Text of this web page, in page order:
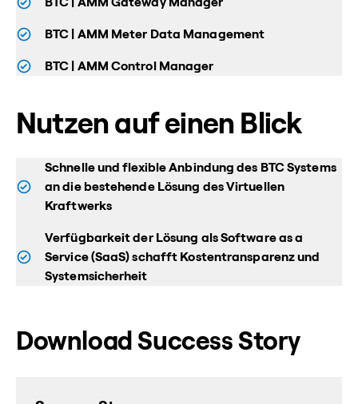
BTC | AMM Meter Data Management
BTC | AMM Control Manager
Nutzen auf einen Blick
Schnelle und flexible Anbindung des BTC Systems
an die bestehende Lösung des Virtuellen
Kraftwerks
Verfügbarkeit der Lösung als Software as a
Service (SaaS) schafft Kostentransparenz und
Systemsicherheit
Download Success Story